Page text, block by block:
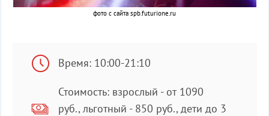
фото с сайта spb.futurione.ru
Время: 10:00-21:10
Стоимость: взрослый - от 1090
руб., льготный - 850 руб., дети до 3